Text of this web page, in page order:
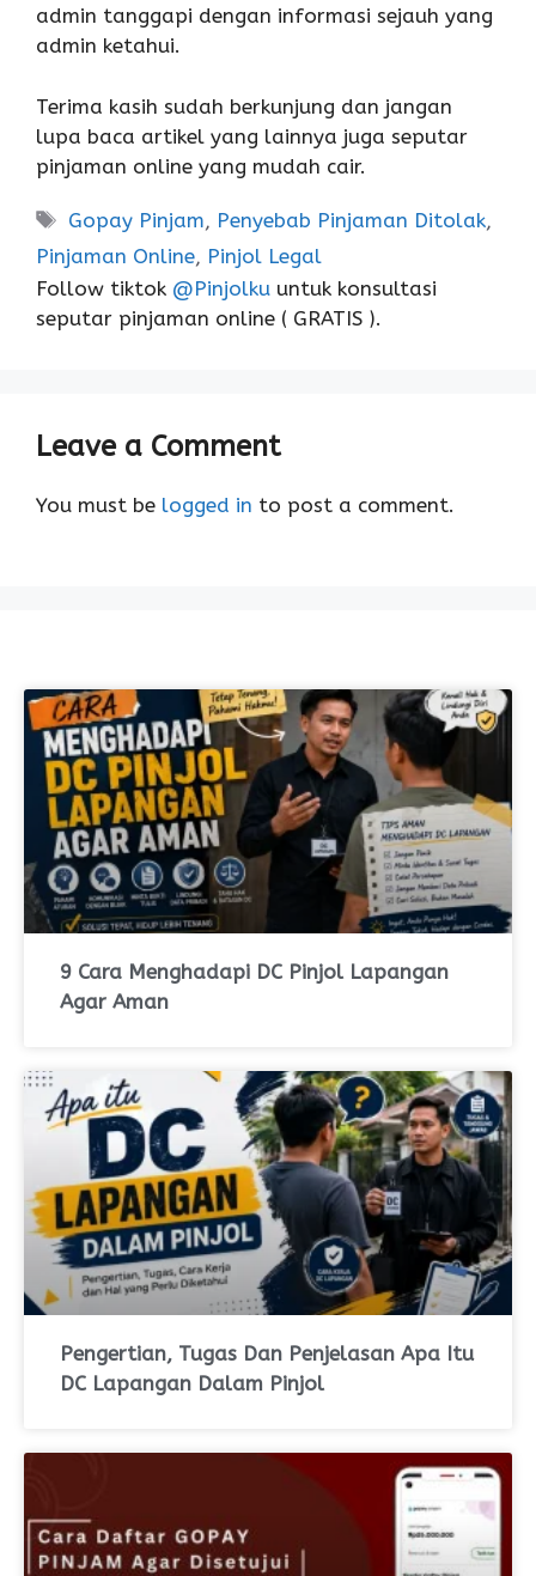
admin tanggapi dengan informasi sejauh yang
admin ketahui.
Terima kasih sudah berkunjung dan jangan
lupa baca artikel yang lainnya juga seputar
pinjaman online yang mudah cair.
Gopay Pinjam, Penyebab Pinjaman Ditolak,
Pinjaman Online, Pinjol Legal
Follow tiktok @Pinjolku untuk konsultasi
seputar pinjaman online ( GRATIS ).
Leave a Comment
You must be logged in to post a comment.
9 Cara Menghadapi DC Pinjol Lapangan
Agar Aman
Pengertian, Tugas Dan Penjelasan Apa Itu
DC Lapangan Dalam Pinjol